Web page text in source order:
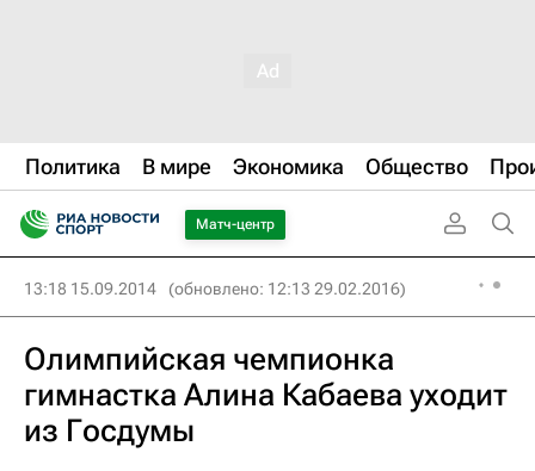
Политика В мире Экономика Общество
Матч-центр
13:18 15.09.2014 (обновлено: 12:13 29.02.2016)
Олимпийская чемпионка
гимнастка Алина Кабаева уходит
из Госдумы